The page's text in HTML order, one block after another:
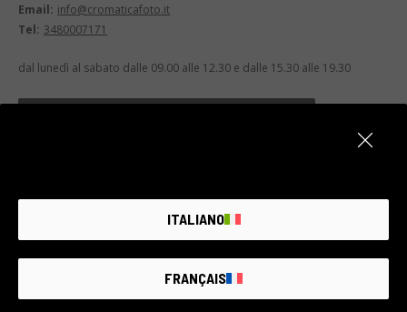
Email: info@cromaticafoto.it
Tel: 3480007171
dal lunedì al sabato dalle 09.00 alle 12.30 e dalle 15.30 alle 19.30
ITALIANO
FRANÇAIS